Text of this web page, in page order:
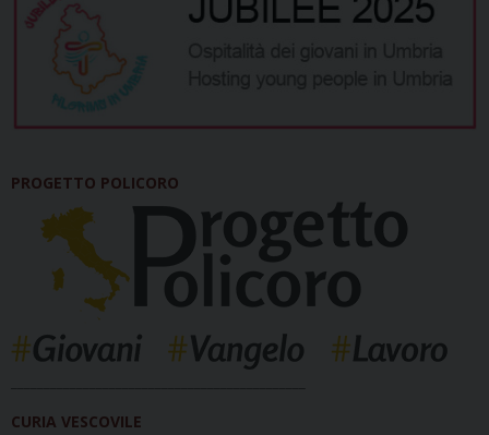
PROGETTO POLICORO
CURIA VESCOVILE